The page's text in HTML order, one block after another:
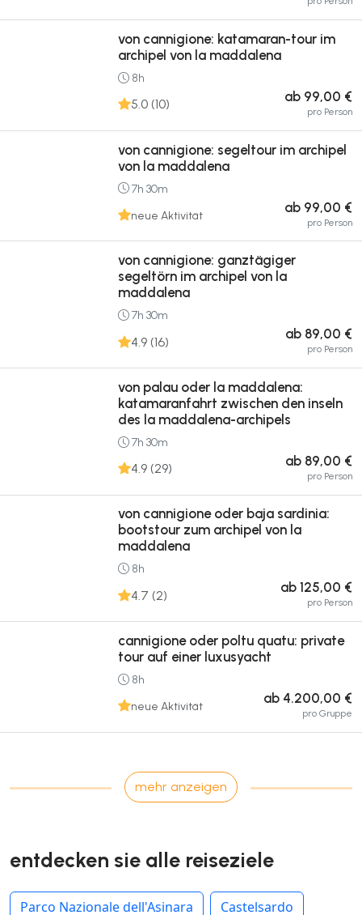
von cannigione: katamaran-tour im
archipel von la maddalena
8h
5.0 (10) ab 99,00 €
pro Person
von cannigione: segeltour im archipel
von la maddalena
7h 30m
neue Aktivität
ab 99,00 €
pro Person
von cannigione: ganztägiger
segeltörn im archipel von la
maddalena
7h 30m
4.9 (16) ab 89,00 €
pro Person
von palau oder la maddalena:
katamaranfahrt zwischen den inseln
des la maddalena-archipels
7h 30m
4.9 (29) ab 89,00 €
pro Person
von cannigione oder baja sardinia:
bootstour zum archipel von la
maddalena
8h
4.7 (2) ab 125,00 €
pro Person
cannigione oder poltu quatu: private
tour auf einer luxusyacht
8h
neue Aktivität
ab 4.200,00 €
pro Gruppe
mehr anzeigen
entdecken sie alle reiseziele
Parco Nazionale dell'Asinara Castelsardo